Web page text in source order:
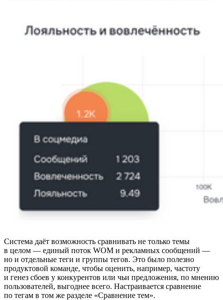
Система даёт возможность сравнивать не только темы
в целом — единый поток WOM и рекламных сообщений —
но и отдельные теги и группы тегов. Это было полезно
продуктовой команде, чтобы оценить, например, частоту
и генез сбоев у конкурентов или чьи предложения, по мнению
пользователей, выгоднее всего. Настраивается сравнение
по тегам в том же разделе «Сравнение тем».